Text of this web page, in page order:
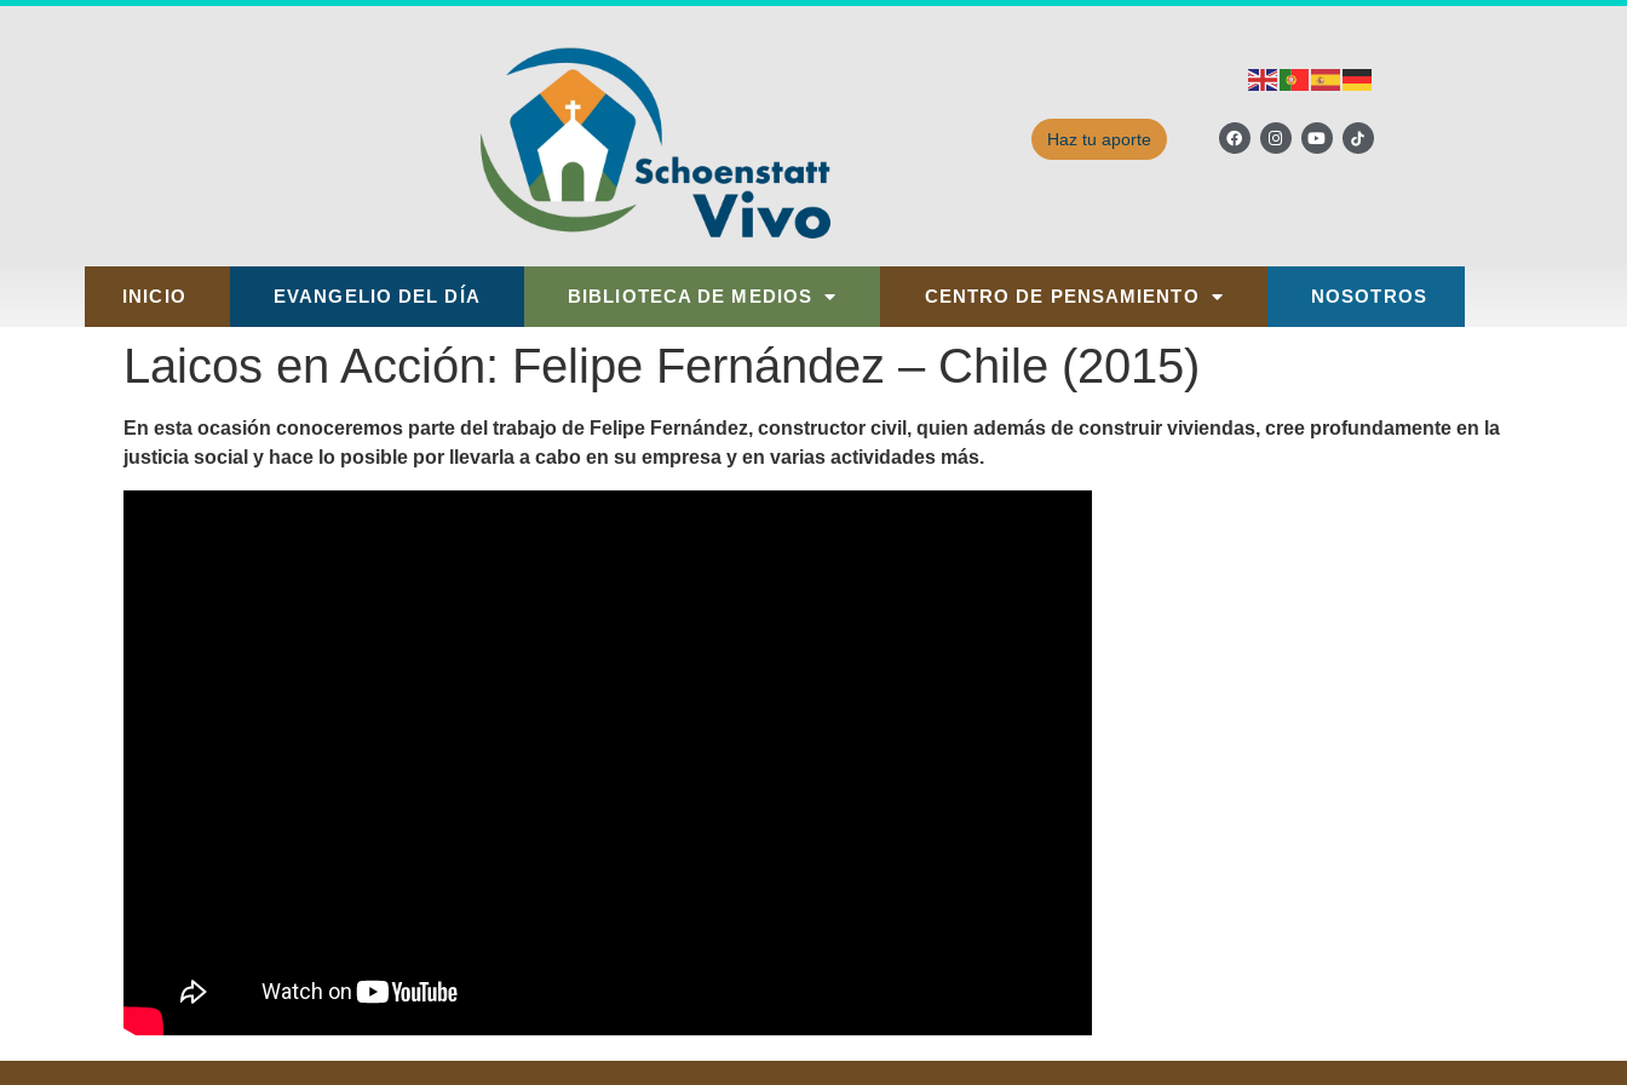
Haz tu aporte
INICIO EVANGELIO DEL DÍA BIBLIOTECA DE MEDIOS CENTRO DE PENSAMIENTO NOSOTROS
Laicos en Acción: Felipe Fernández – Chile (2015)
En esta ocasión conoceremos parte del trabajo de Felipe Fernández, constructor civil, quien además de construir viviendas, cree profundamente en la
justicia social y hace lo posible por llevarla a cabo en su empresa y en varias actividades más.